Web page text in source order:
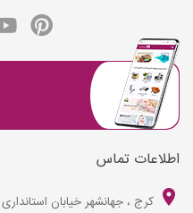
اطلاعات تماس
کرج ، جهانشهر خیابان استانداری